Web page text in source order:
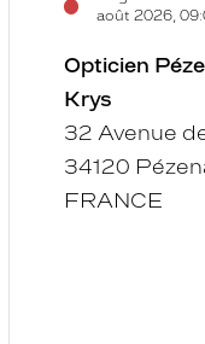
août 2026,
Opticien
Krys
32 Avenue
34120
FRANCE